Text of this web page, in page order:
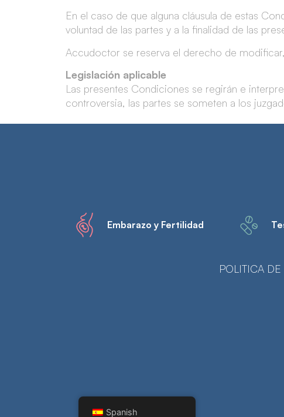
En el caso de que alguna cláusula de estas
voluntad de las partes y a la finalidad de las
Accudoctor se reserva el derecho de
Legislación aplicable
Las presentes Condiciones se regirán e
controversia, las partes se someten a los
Embarazo y Fertilidad
POLITICA
Spanish